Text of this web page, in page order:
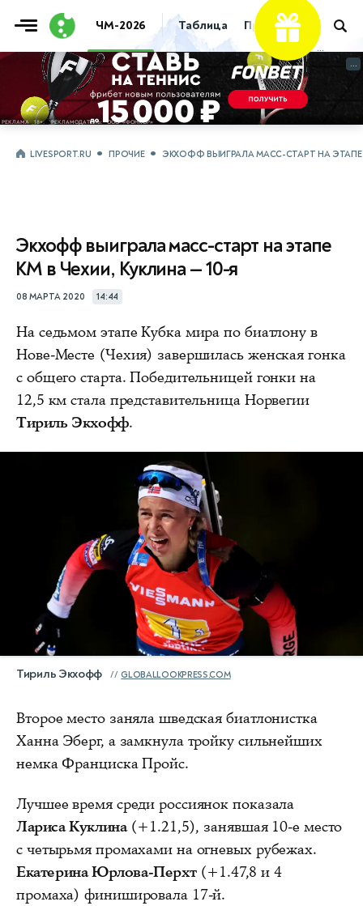
ЧМ-2026 Таблица Прогнозы Live
...
...
LIVESPORT.RU ПРОЧИЕ ЭКХОФФ ВЫИГРАЛА МАСС-СТАРТ НА ЭТАПЕ
Экхофф выиграла масс-старт на этапе
КМ в Чехии, Куклина — 10-я
08 МАРТА 2020 14:44
На седьмом этапе Кубка мира по биатлону в
Нове-Месте (Чехия) завершилась женская гонка
с общего старта. Победительницей гонки на
12,5 км стала представительница Норвегии
Тириль Экхофф.
Тириль Экхофф GLOBALLOOKPRESS.COM
Второе место заняла шведская биатлонистка
Ханна Эберг, а замкнула тройку сильнейших
немка Франциска Пройс.
Лучшее время среди россиянок показала
Лариса Куклина(+1.21,5), занявшая 10-е место
c четырьмя промахами на огневых рубежах.
Екатерина Юрлова-Перхт(+1.47,8 и 4
промаха) финишировала 17-й.